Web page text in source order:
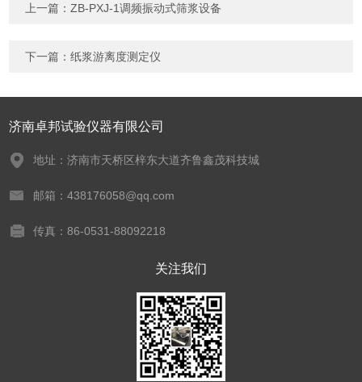
上一篇：ZB-PXJ-1调频振动式筛浆设备
下一篇：纸浆游离度测定仪
济南卓邦试验仪器有限公司
地址：济南市天桥区梓东大道齐鲁鑫茂科技城
邮箱：438176058@qq.com
传真：86-0531-88092218
关注我们